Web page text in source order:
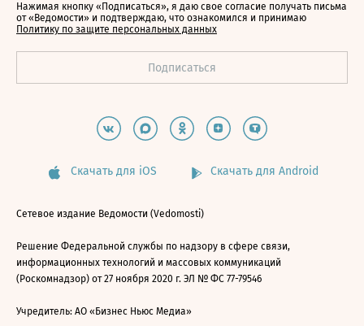
Нажимая кнопку «Подписаться», я даю свое согласие получать письма
от «Ведомости» и подтверждаю, что ознакомился и принимаю
Политику по защите персональных данных
Скачать для iOS Скачать для Android
Сетевое издание Ведомости (Vedomosti)
Решение Федеральной службы по надзору в сфере связи,
информационных технологий и массовых коммуникаций
(Роскомнадзор) от 27 ноября 2020 г. ЭЛ № ФС 77-79546
Учредитель: АО «Бизнес Ньюс Медиа»